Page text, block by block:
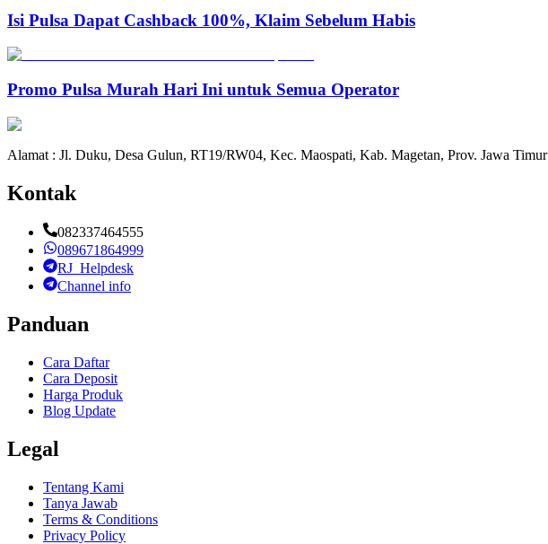
Isi Pulsa Dapat Cashback 100%, Klaim Sebelum Habis
Promo Pulsa Murah Hari Ini untuk Semua Operator
Alamat : Jl. Duku, Desa Gulun, RT19/RW04, Kec. Maospati, Kab. Magetan, Prov. Jawa Timur
Kontak
082337464555
089671864999
RJ_Helpdesk
Channel info
Panduan
Cara Daftar
Cara Deposit
Harga Produk
Blog Update
Legal
Tentang Kami
Tanya Jawab
Terms & Conditions
Privacy Policy